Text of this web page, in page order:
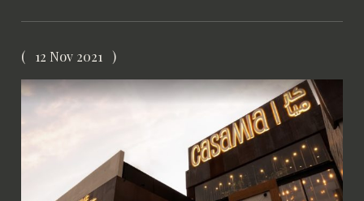
12 Nov 2021